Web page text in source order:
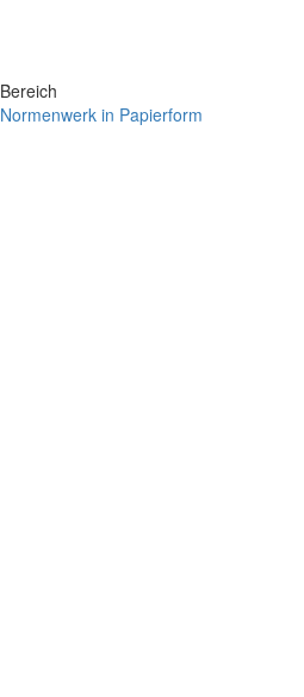
Bereich
Normenwerk in Papierform